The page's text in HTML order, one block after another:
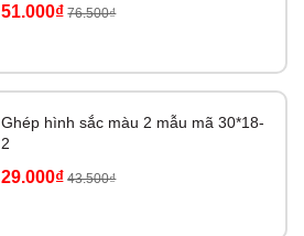
51.000₫ 76.500₫
Ghép hình sắc màu 2 mẫu mã 30*18-
2
29.000₫ 43.500₫